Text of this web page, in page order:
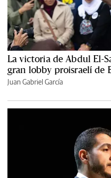
La victoria de Abdul El-
gran lobby proisraelí de
Juan Gabriel García